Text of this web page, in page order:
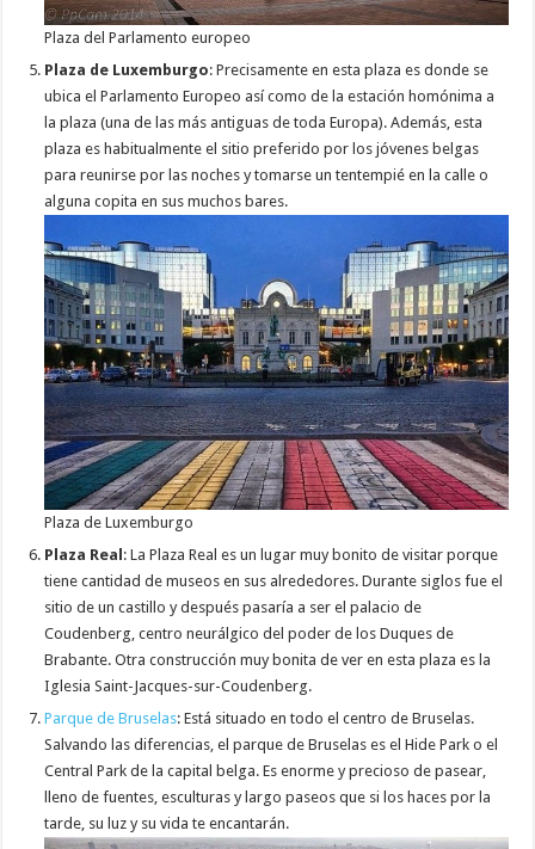
Plaza del Parlamento europeo
Plaza de Luxemburgo: Precisamente en esta plaza es donde se
ubica el Parlamento Europeo así como de la estación homónima a
la plaza (una de las más antiguas de toda Europa). Además, esta
plaza es habitualmente el sitio preferido por los jóvenes belgas
para reunirse por las noches y tomarse un tentempié en la calle o
alguna copita en sus muchos bares.
Plaza de Luxemburgo
Plaza Real : La Plaza Real es un lugar muy bonito de visitar porque
tiene cantidad de museos en sus alrededores. Durante siglos fue el
sitio de un castillo y después pasaría a ser el palacio de
Coudenberg, centro neurálgico del poder de los Duques de
Brabante. Otra construcción muy bonita de ver en esta plaza es la
Iglesia Saint-Jacques-sur-Coudenberg.
Parque de Bruselas: Está situado en todo el centro de Bruselas.
Salvando las diferencias, el parque de Bruselas es el Hide Park o el
Central Park de la capital belga. Es enorme y precioso de pasear,
lleno de fuentes, esculturas y largo paseos que si los haces por la
tarde, su luz y su vida te encantarán.